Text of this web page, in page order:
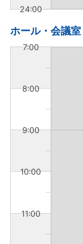
24:00
ホール・会議
7:00
8:00
9:00
10:00
11:00